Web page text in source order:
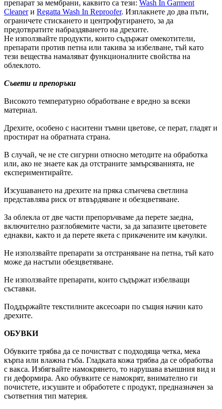
препарат за мембрани, каквито са тези: Wash In Garment
Cleanerи Regatta Wash In Reproofer. Изплакнете до два пъти,
ограничете стискането и центрофугирането, за да
предотвратите набраздяването на дрехите.
Не използвайте продукти, които съдържат омекотители,
препарати против петна или такива за избелване, тъй като
тези вещества намаляват функционалните свойства на
облеклото.
Съвети и препоръки
Високото температурно обработване е вредно за всеки
материал.
Дрехите, особено с наситени тъмни цветове, се перат, гладят и
простират на обратната страна.
В случай, че не сте сигурни относно методите на обработка
или, ако не знаете как да отстраните замърсяванията, не
експериментирайте.
Изсушаването на дрехите на пряка слънчева светлина
представлява риск от втвърдяване и обезцветяване.
За облекла от две части препоръчваме да перете заедна,
включително разглобяемите части, за да запазите цветовете
еднакви, както и да перете якета с прикачените им качулки.
Не използвайте препарати за отстраняване на петна, тъй като
може да настъпи обезцветяване.
Не използвайте препарати, които съдържат избелващи
съставки.
Поддържайте текстилните аксесоари по същия начин като
дрехите.
ОБУВКИ
Обувките трябва да се почистват с подходяща четка, мека
кърпа или влажна гъба. Гладката кожа трябва да се обработва
с вакса. Избягвайте намокрянето, то нарушава външния вид и
ги деформира. Ако обувките се намокрят, внимателно ги
почистете, изсушите и обработете с продукт, предназначен за
съответния тип материя.